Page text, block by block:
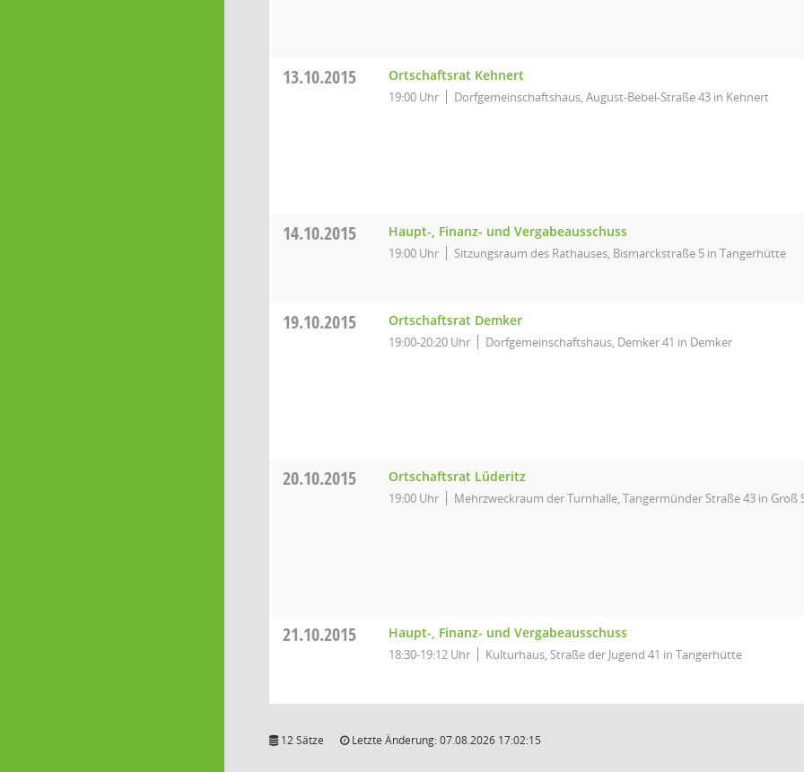
13.10.2015 Ortschaftsrat Kehnert
19:00 Uhr Dorfgemeinschaftshaus, August-Bebel-Straße 43 in Kehnert
14.10.2015 Haupt-, Finanz- und Vergabeausschuss
19:00 Uhr Sitzungsraum des Rathauses, Bismarckstraße 5 in Tangerhütte
19.10.2015 Ortschaftsrat Demker
19:00-20:20 Uhr Dorfgemeinschaftshaus, Demker 41 in Demker
20.10.2015 Ortschaftsrat Lüderitz
19:00 Uhr Mehrzweckraum der Turnhalle, Tangermünder Straße 43 in Groß
21.10.2015 Haupt-, Finanz- und Vergabeausschuss
18:30-19:12 Uhr Kulturhaus, Straße der Jugend 41 in Tangerhütte
12 Sätze Letzte Änderung: 07.08.2026 17:02:15